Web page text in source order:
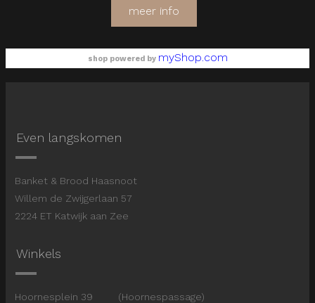
meer info
shop powered by myShop.com
Even langskomen
Banket & Brood Haasnoot
Willem de Zwijgerlaan 57
2224 ET Katwijk aan Zee
Winkels
Hoornesplein 39 (Hoornespassage)